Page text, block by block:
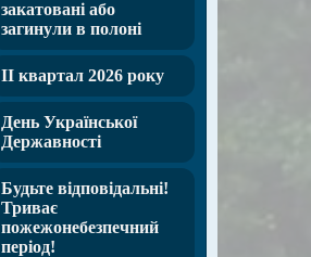
закатовані або
загинули в полоні
ІІ квартал 2026 року
День Української
Державності
Будьте відповідальні!
Триває
пожежонебезпечний
період!